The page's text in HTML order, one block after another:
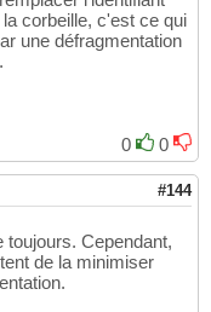
corbeille, c'est ce qui
une défragmentation
0
0
#144
toujours. Cependant,
de la minimiser